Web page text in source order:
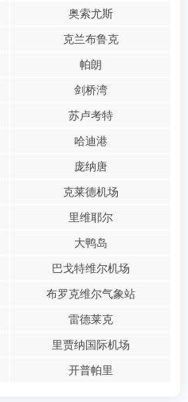
奥索尤斯
克兰布鲁克
帕朗
剑桥湾
苏卢考特
哈迪港
庞纳唐
克莱德机场
里维耶尔
大鸭岛
巴戈特维尔机场
布罗克维尔气象站
雷德莱克
里贾纳国际机场
开普帕里